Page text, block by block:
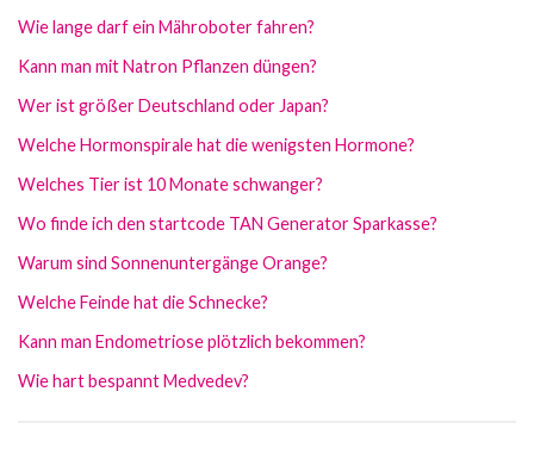
Wie lange darf ein Mähroboter fahren?
Kann man mit Natron Pflanzen düngen?
Wer ist größer Deutschland oder Japan?
Welche Hormonspirale hat die wenigsten Hormone?
Welches Tier ist 10 Monate schwanger?
Wo finde ich den startcode TAN Generator Sparkasse?
Warum sind Sonnenuntergänge Orange?
Welche Feinde hat die Schnecke?
Kann man Endometriose plötzlich bekommen?
Wie hart bespannt Medvedev?